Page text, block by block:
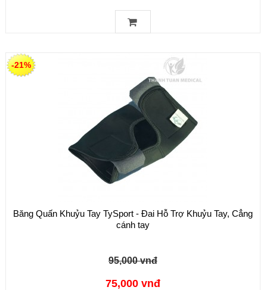
Băng Quấn Khuỷu Tay TySport - Đai Hỗ Trợ Khuỷu Tay, Cẳng
cánh tay
95,000 vnđ
75,000 vnđ
-21%